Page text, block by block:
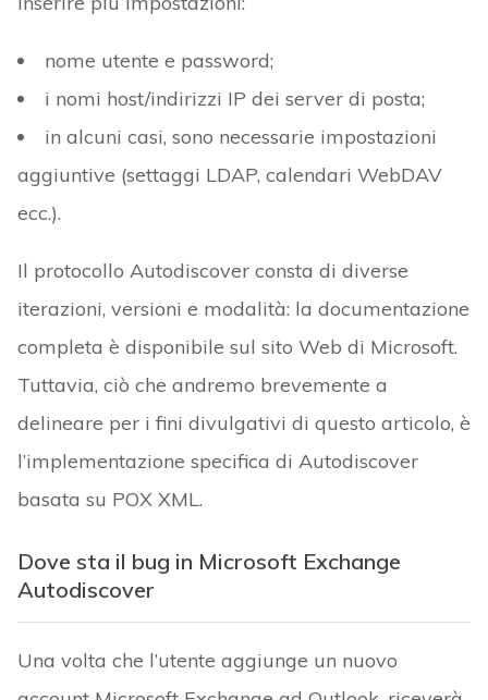
nome utente e password;
i nomi host/indirizzi IP dei server di posta;
in alcuni casi, sono necessarie impostazioni
aggiuntive (settaggi LDAP, calendari WebDAV
ecc.).
Il protocollo Autodiscover consta di diverse
iterazioni, versioni e modalità: la documentazione
completa è disponibile sul sito Web di Microsoft.
Tuttavia, ciò che andremo brevemente a
delineare per i fini divulgativi di questo articolo, è
l’implementazione specifica di Autodiscover
basata su POX XML.
Dove sta il bug in Microsoft Exchange
Autodiscover
Una volta che l’utente aggiunge un nuovo